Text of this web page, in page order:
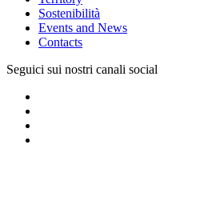
Sostenibilità
Events and News
Contacts
Seguici sui nostri canali social